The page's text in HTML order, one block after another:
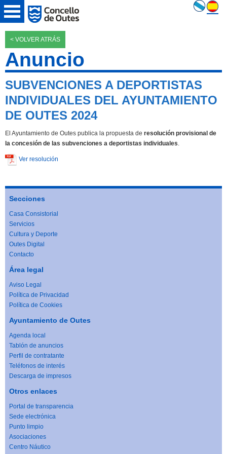
< VOLVER ATRÁS
Anuncio
SUBVENCIONES A DEPORTISTAS
INDIVIDUALES DEL AYUNTAMIENTO
DE OUTES 2024
El Ayuntamiento de Outes publica la propuesta de resolución provisional de
la concesión de las subvenciones a deportistas individuales.
Ver resolución
Secciones
Casa Consistorial
Servicios
Cultura y Deporte
Outes Digital
Contacto
Área legal
Aviso Legal
Política de Privacidad
Política de Cookies
Ayuntamiento de Outes
Agenda local
Tablón de anuncios
Perfil de contratante
Teléfonos de interés
Descarga de impresos
Otros enlaces
Portal de transparencia
Sede electrónica
Punto limpio
Asociaciones
Centro Náutico